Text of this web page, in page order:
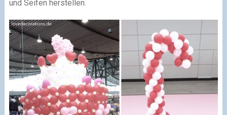
und Seifen herstellen.